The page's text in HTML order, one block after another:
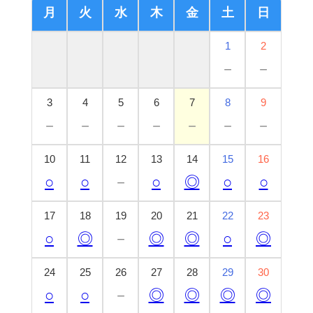
月 火 水 木 金 土 日
1
－
2
－
3
－
4
－
5
－
6
－
7
－
8
－
9
－
10
○
11
○
12
－
13
○
14
◎
15
○
16
○
17
○
18
◎
19
－
20
◎
21
◎
22
○
23
◎
24
○
25
○
26
－
27
◎
28
◎
29
◎
30
◎